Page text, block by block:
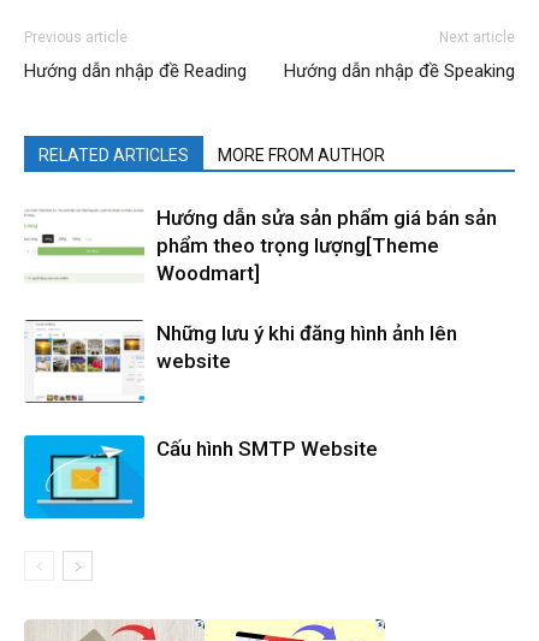
Previous article
Hướng dẫn nhập đề Reading
Next article
Hướng dẫn nhập đề Speaking
RELATED ARTICLES MORE FROM AUTHOR
Hướng dẫn sửa sản phẩm giá bán sản
phẩm theo trọng lượng[Theme
Woodmart]
Những lưu ý khi đăng hình ảnh lên
website
Cấu hình SMTP Website